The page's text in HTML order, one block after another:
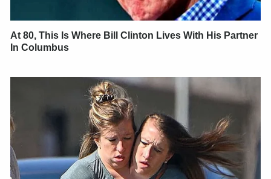
At 80, This Is Where Bill Clinton Lives With His Partner
In Columbus